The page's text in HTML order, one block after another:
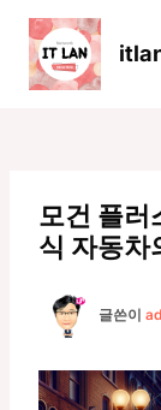
모건 플러
식 자동차
글쓴이